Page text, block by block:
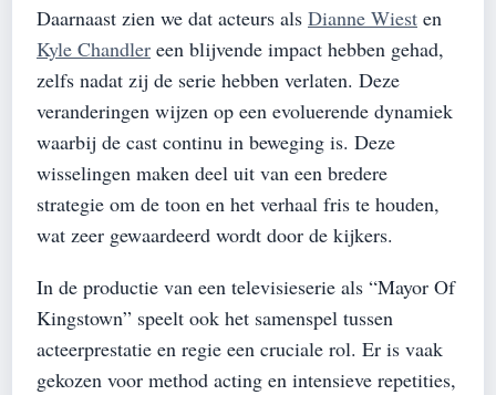
Daarnaast zien we dat acteurs als Dianne Wiest en
Kyle Chandler een blijvende impact hebben gehad,
zelfs nadat zij de serie hebben verlaten. Deze
veranderingen wijzen op een evoluerende dynamiek
waarbij de cast continu in beweging is. Deze
wisselingen maken deel uit van een bredere
strategie om de toon en het verhaal fris te houden,
wat zeer gewaardeerd wordt door de kijkers.
In de productie van een televisieserie als “Mayor Of
Kingstown” speelt ook het samenspel tussen
acteerprestatie en regie een cruciale rol. Er is vaak
gekozen voor method acting en intensieve repetities,